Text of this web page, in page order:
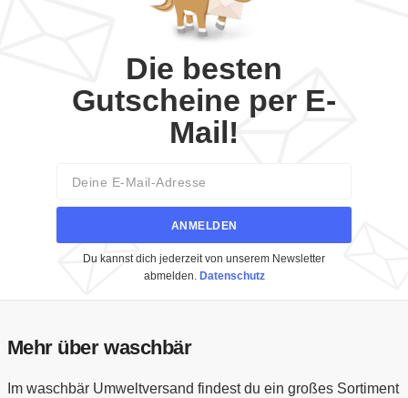
Die besten
Gutscheine per E-
Mail!
ANMELDEN
Du kannst dich jederzeit von unserem Newsletter
abmelden. Datenschutz
Mehr über waschbär
Im waschbär Umweltversand findest du ein großes Sortiment